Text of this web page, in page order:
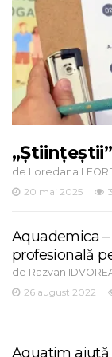
de Loredana
20 mai 2025
Aquademica
profesională
de Razvan
26 august 2022
Aquatim ajută